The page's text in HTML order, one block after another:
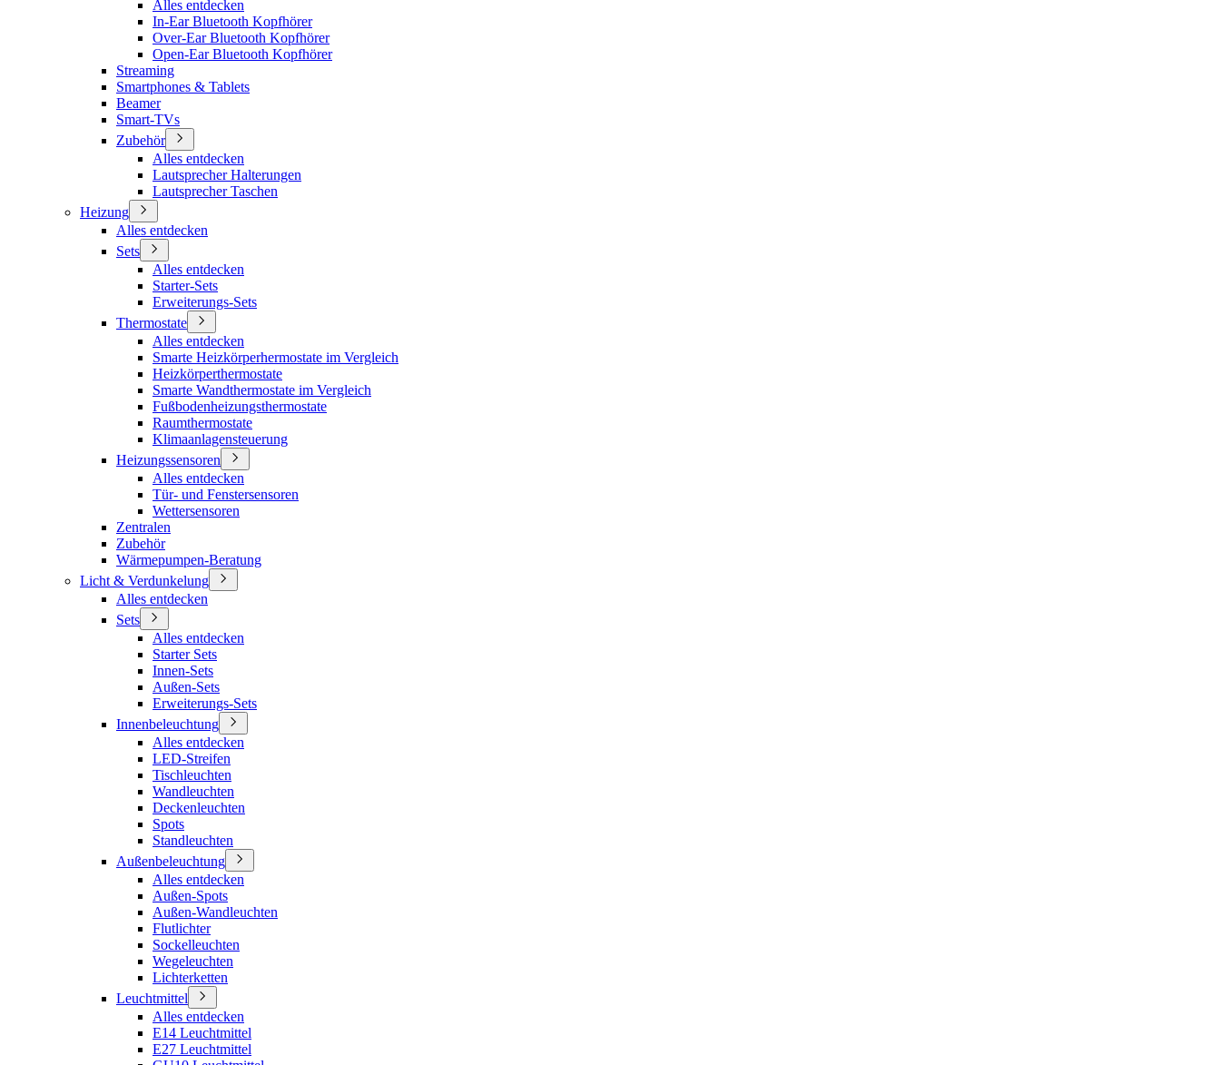
Alles entdecken
In-Ear Bluetooth Kopfhörer
Over-Ear Bluetooth Kopfhörer
Open-Ear Bluetooth Kopfhörer
Streaming
Smartphones & Tablets
Beamer
Smart-TVs
Zubehör
Alles entdecken
Lautsprecher Halterungen
Lautsprecher Taschen
Heizung
Alles entdecken
Sets
Alles entdecken
Starter-Sets
Erweiterungs-Sets
Thermostate
Alles entdecken
Smarte Heizkörperhermostate im Vergleich
Heizkörperthermostate
Smarte Wandthermostate im Vergleich
Fußbodenheizungsthermostate
Raumthermostate
Klimaanlagensteuerung
Heizungssensoren
Alles entdecken
Tür- und Fenstersensoren
Wettersensoren
Zentralen
Zubehör
Wärmepumpen-Beratung
Licht & Verdunkelung
Alles entdecken
Sets
Alles entdecken
Starter Sets
Innen-Sets
Außen-Sets
Erweiterungs-Sets
Innenbeleuchtung
Alles entdecken
LED-Streifen
Tischleuchten
Wandleuchten
Deckenleuchten
Spots
Standleuchten
Außenbeleuchtung
Alles entdecken
Außen-Spots
Außen-Wandleuchten
Flutlichter
Sockelleuchten
Wegeleuchten
Lichterketten
Leuchtmittel
Alles entdecken
E14 Leuchtmittel
E27 Leuchtmittel